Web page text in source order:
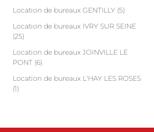
Location de bureaux GENTILLY (5)
Location de bureaux IVRY SUR SEINE
(25)
Location de bureaux JOINVILLE LE
PONT (6)
Location de bureaux L'HAY LES ROSES
(1)